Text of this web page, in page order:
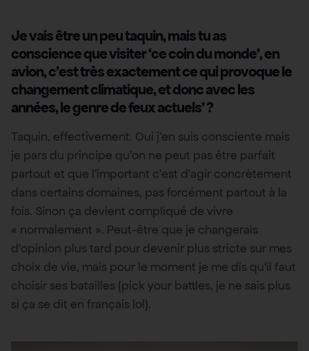
Je vais être un peu taquin, mais tu as
conscience que visiter ‘ce coin du monde’, en
avion, c’est très exactement ce qui provoque le
changement climatique, et donc avec les
années, le genre de feux actuels’ ?
Taquin, effectivement. Oui j’en suis consciente mais
je pars du principe qu’on ne peut pas être parfait
partout et que l’important c’est d’agir concrètement
dans certains domaines, pas forcément partout à la
fois. Sinon ça devient compliqué de vivre
« normalement ». Peut-être que je changerais
d’opinion plus tard pour devenir plus stricte sur mes
choix de vie, mais pour le moment je me dis qu’il faut
choisir ses batailles (pick your battles, je ne sais plus
si ça se dit en français lol).